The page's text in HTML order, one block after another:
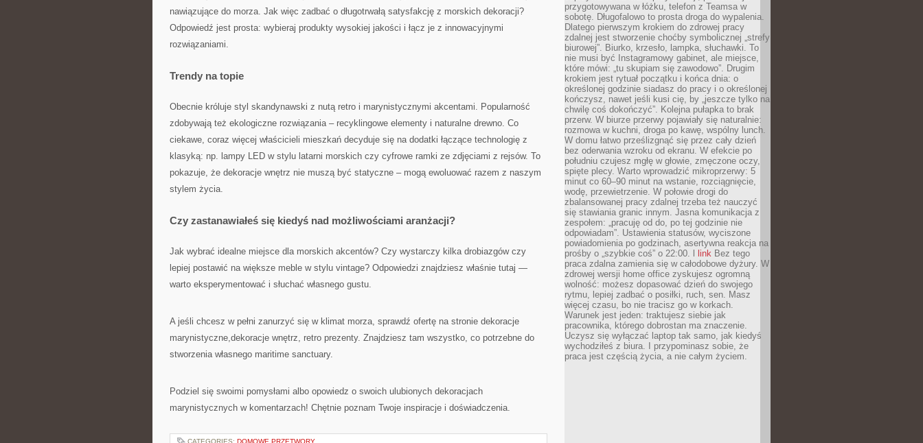
nawiązujące do morza. Jak więc zadbać o długotrwałą satysfakcję z morskich dekoracji?
Odpowiedź jest prosta: wybieraj produkty wysokiej jakości i łącz je z innowacyjnymi
rozwiązaniami.
Trendy na topie
Obecnie króluje styl skandynawski z nutą retro i marynistycznymi akcentami. Popularność
zdobywają też ekologiczne rozwiązania – recyklingowe elementy i naturalne drewno. Co
ciekawe, coraz więcej właścicieli mieszkań decyduje się na dodatki łączące technologię z
klasyką: np. lampy LED w stylu latarni morskich czy cyfrowe ramki ze zdjęciami z rejsów. To
pokazuje, że dekoracje wnętrz nie muszą być statyczne – mogą ewoluować razem z naszym
stylem życia.
Czy zastanawiałeś się kiedyś nad możliwościami aranżacji?
Jak wybrać idealne miejsce dla morskich akcentów? Czy wystarczy kilka drobiazgów czy
lepiej postawić na większe meble w stylu vintage? Odpowiedzi znajdziesz właśnie tutaj —
warto eksperymentować i słuchać własnego gustu.
A jeśli chcesz w pełni zanurzyć się w klimat morza, sprawdź ofertę na stronie dekoracje
marynistyczne,dekoracje wnętrz, retro prezenty. Znajdziesz tam wszystko, co potrzebne do
stworzenia własnego maritime sanctuary.
Podziel się swoimi pomysłami albo opowiedz o swoich ulubionych dekoracjach
marynistycznych w komentarzach! Chętnie poznam Twoje inspiracje i doświadczenia.
CATEGORIES: DOMOWE PRZETWORY
przygotowywana w łóżku, telefon z Teamsa w
sobotę. Długofalowo to prosta droga do wypalenia.
Dlatego pierwszym krokiem do zdrowej pracy
zdalnej jest stworzenie choćby symbolicznej „strefy
biurowej”. Biurko, krzesło, lampka, słuchawki. To
nie musi być Instagramowy gabinet, ale miejsce,
które mówi: „tu skupiam się zawodowo”. Drugim
krokiem jest rytuał początku i końca dnia: o
określonej godzinie siadasz do pracy i o określonej
kończysz, nawet jeśli kusi cię, by „jeszcze tylko na
chwilę coś dokończyć”. Kolejna pułapka to brak
przerw. W biurze przerwy pojawiały się naturalnie:
rozmowa w kuchni, droga po kawę, wspólny lunch.
W domu łatwo prześlizgnąć się przez cały dzień
bez oderwania wzroku od ekranu. W efekcie po
południu czujesz mgłę w głowie, zmęczone oczy,
spięte plecy. Warto wprowadzić mikroprzerwy: 5
minut co 60–90 minut na wstanie, rozciągnięcie,
wodę, przewietrzenie. W połowie drogi do
zbalansowanej pracy zdalnej trzeba też nauczyć
się stawiania granic innym. Jasna komunikacja z
zespołem: „pracuję od do, po tej godzinie nie
odpowiadam”. Ustawienia statusów, wyciszone
powiadomienia po godzinach, asertywna reakcja na
prośby o „szybkie coś” o 22:00. l
link Bez tego
praca zdalna zamienia się w całodobowe dyżury. W
zdrowej wersji home office zyskujesz ogromną
wolność: możesz dopasować dzień do swojego
rytmu, lepiej zadbać o posiłki, ruch, sen. Masz
więcej czasu, bo nie tracisz go w korkach.
Warunek jest jeden: traktujesz siebie jak
pracownika, którego dobrostan ma znaczenie.
Uczysz się wyłączać laptop tak samo, jak kiedyś
wychodziłeś z biura. I przypominasz sobie, że
praca jest częścią życia, a nie całym życiem.